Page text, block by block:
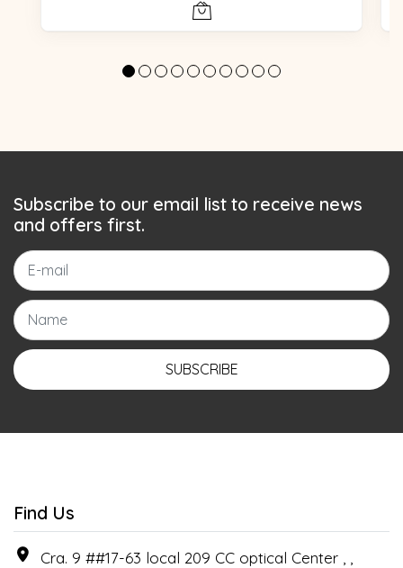
Subscribe to our email list to receive news
and offers first.
SUBSCRIBE
Find Us
Cra. 9 ##17-63 local 209 CC optical Center , ,